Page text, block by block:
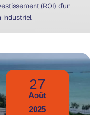
(ROI) d’un
industriel.
27
Août
2025